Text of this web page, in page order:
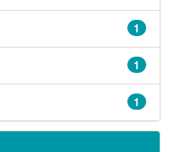
1
1
1